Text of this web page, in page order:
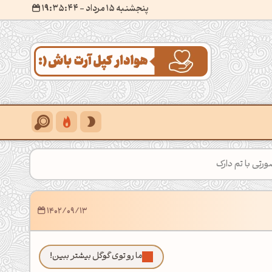
پنجشنبه 15 مرداد - ۱۹:۳۵:۴۶
با تم دارک
1402/09/13
ما رو توی گوگل بیشتر ببین!